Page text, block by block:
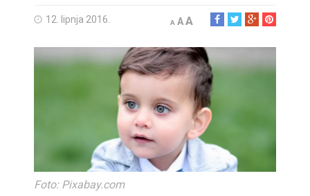
12. lipnja 2016. A AA
Foto: Pixabay.com